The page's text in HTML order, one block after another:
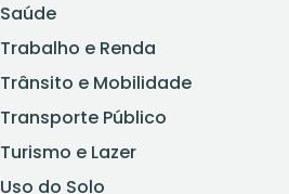
Saúde
Trabalho e Renda
Trânsito e Mobilidade
Transporte Público
Turismo e Lazer
Uso do Solo